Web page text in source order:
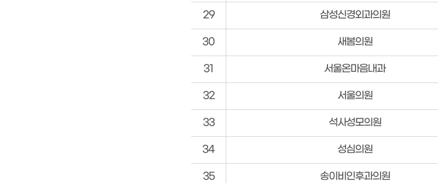
29 삼성신경외과의원
30 새봄의원
31 서울온마음내과
32 서울의원
33 석사성모의원
34 성심의원
35 송이비인후과의원